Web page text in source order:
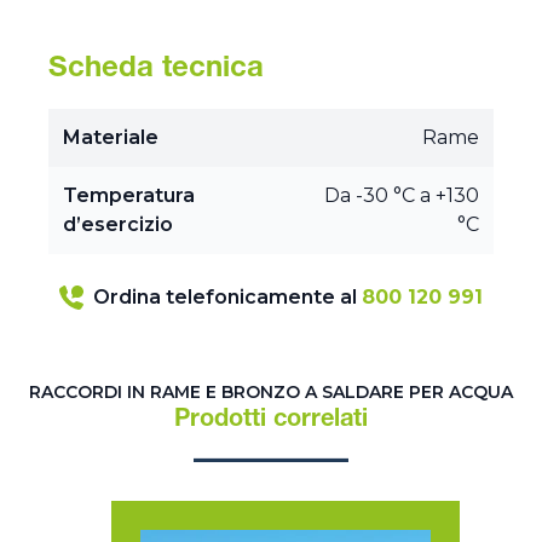
Scheda tecnica
Materiale Rame
Temperatura
d’esercizio
Da -30 °C a +130
°C
Ordina telefonicamente al 800 120 991
RACCORDI IN RAME E BRONZO A SALDARE PER ACQUA
Prodotti correlati